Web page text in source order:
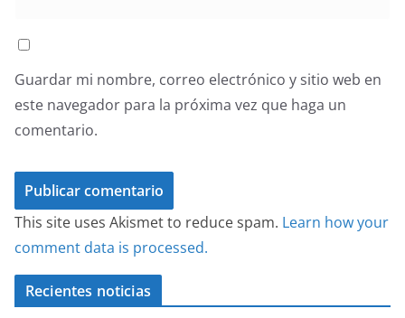
Guardar mi nombre, correo electrónico y sitio web en
este navegador para la próxima vez que haga un
comentario.
This site uses Akismet to reduce spam. Learn how your
comment data is processed.
Recientes noticias